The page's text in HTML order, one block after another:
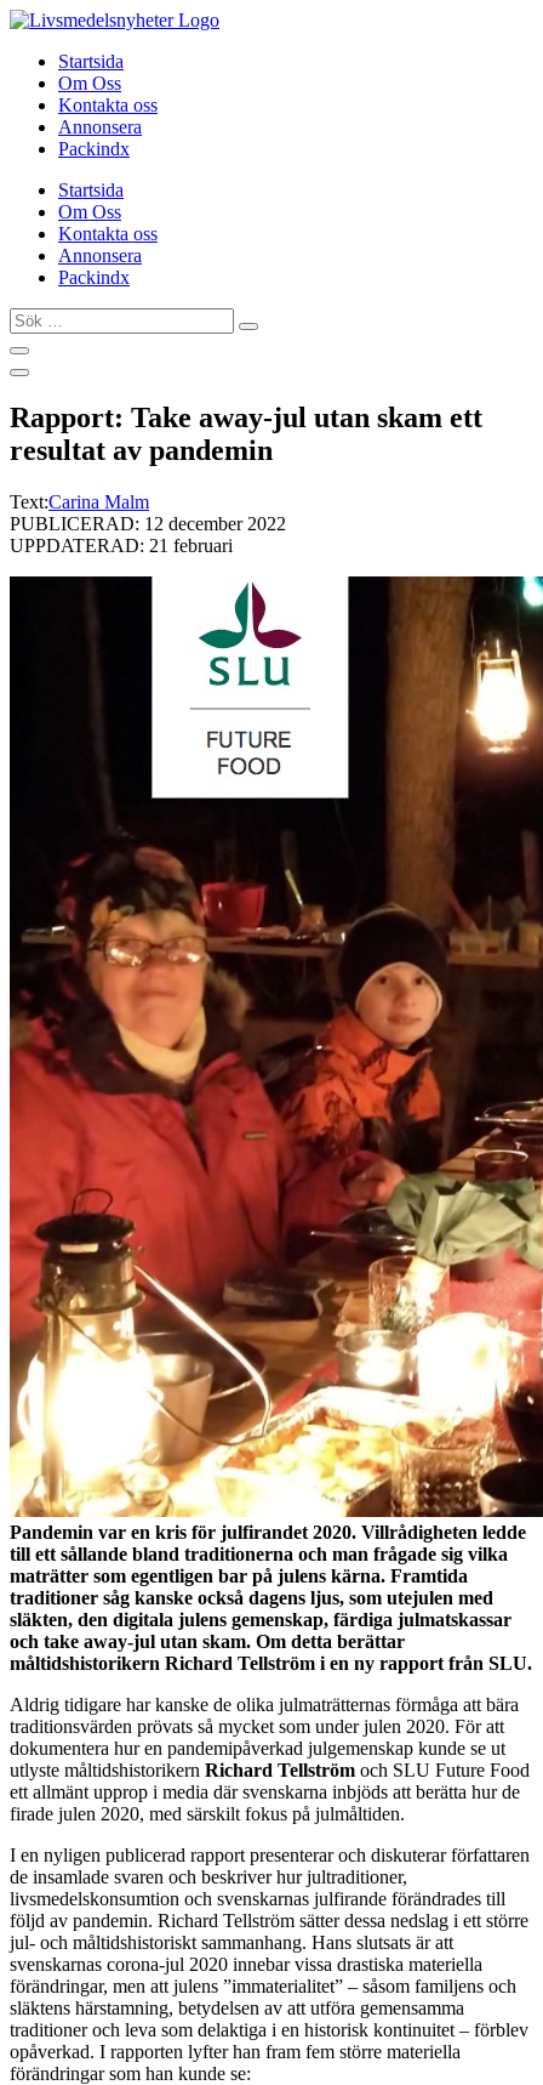
Hoppa
innehållStartsida
Om Oss
Kontakta oss
Annonsera
Packindx
Startsida
Om Oss
Kontakta oss
Annonsera
Packindx
Sök
…
Rapport: Take away-jul utan skam ett
resultat av pandemin
Text:Carina Malm
PUBLICERAD: 12 december 2022
UPPDATERAD: 21 februari
Pandemin var en kris för julfirandet 2020. Villrådigheten ledde
till ett sållande bland traditionerna och man frågade sig vilka
maträtter som egentligen bar på julens kärna. Framtida
traditioner såg kanske också dagens ljus, som utejulen med
släkten, den digitala julens gemenskap, färdiga julmatskassar
och take away-jul utan skam. Om detta berättar
måltidshistorikern Richard Tellström i en ny rapport från SLU.
Aldrig tidigare har kanske de olika julmaträtternas förmåga att bära
traditionsvärden prövats så mycket som under julen 2020. För att
dokumentera hur en pandemipåverkad julgemenskap kunde se ut
utlyste måltidshistorikern Richard Tellström och SLU Future Food
ett allmänt upprop i media där svenskarna inbjöds att berätta hur de
firade julen 2020, med särskilt fokus på julmåltiden.
I en nyligen publicerad rapport presenterar och diskuterar författaren
de insamlade svaren och beskriver hur jultraditioner,
livsmedelskonsumtion och svenskarnas julfirande förändrades till
följd av pandemin. Richard Tellström sätter dessa nedslag i ett större
jul- och måltidshistoriskt sammanhang. Hans slutsats är att
svenskarnas corona-jul 2020 innebar vissa drastiska materiella
förändringar, men att julens ”immaterialitet” – såsom familjens och
släktens härstamning, betydelsen av att utföra gemensamma
traditioner och leva som delaktiga i en historisk kontinuitet – förblev
opåverkad. I rapporten lyfter han fram fem större materiella
förändringar som han kunde se: